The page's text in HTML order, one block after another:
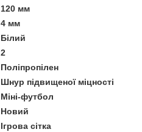
120 мм
4 мм
Білий
2
Поліпропілен
Шнур підвищеної міцності
Міні-футбол
Новий
Ігрова сітка